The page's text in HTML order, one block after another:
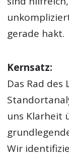
gerade hakt.
Kernsatz:
Das Rad
uns Klarheit
Wir